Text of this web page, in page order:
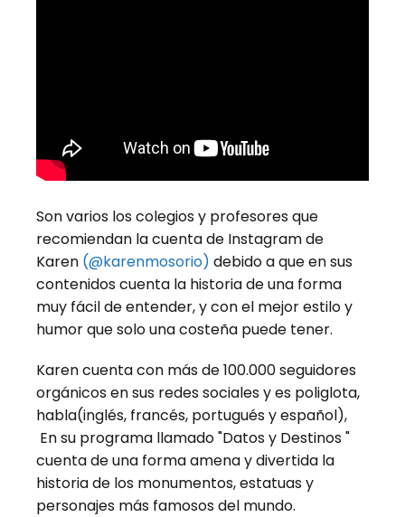
Son varios los colegios y profesores que
recomiendan la cuenta de Instagram de
Karen (@karenmosorio) debido a que en sus
contenidos cuenta la historia de una forma
muy fácil de entender, y con el mejor estilo y
humor que solo una costeña puede tener.
Karen cuenta con más de 100.000 seguidores
orgánicos en sus redes sociales y es poliglota,
habla(inglés, francés, portugués y español),
En su programa llamado "Datos y Destinos "
cuenta de una forma amena y divertida la
historia de los monumentos, estatuas y
personajes más famosos del mundo.